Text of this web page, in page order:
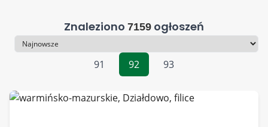
Znaleziono 7159 ogłoszeń
Sortowanie
91
92 93